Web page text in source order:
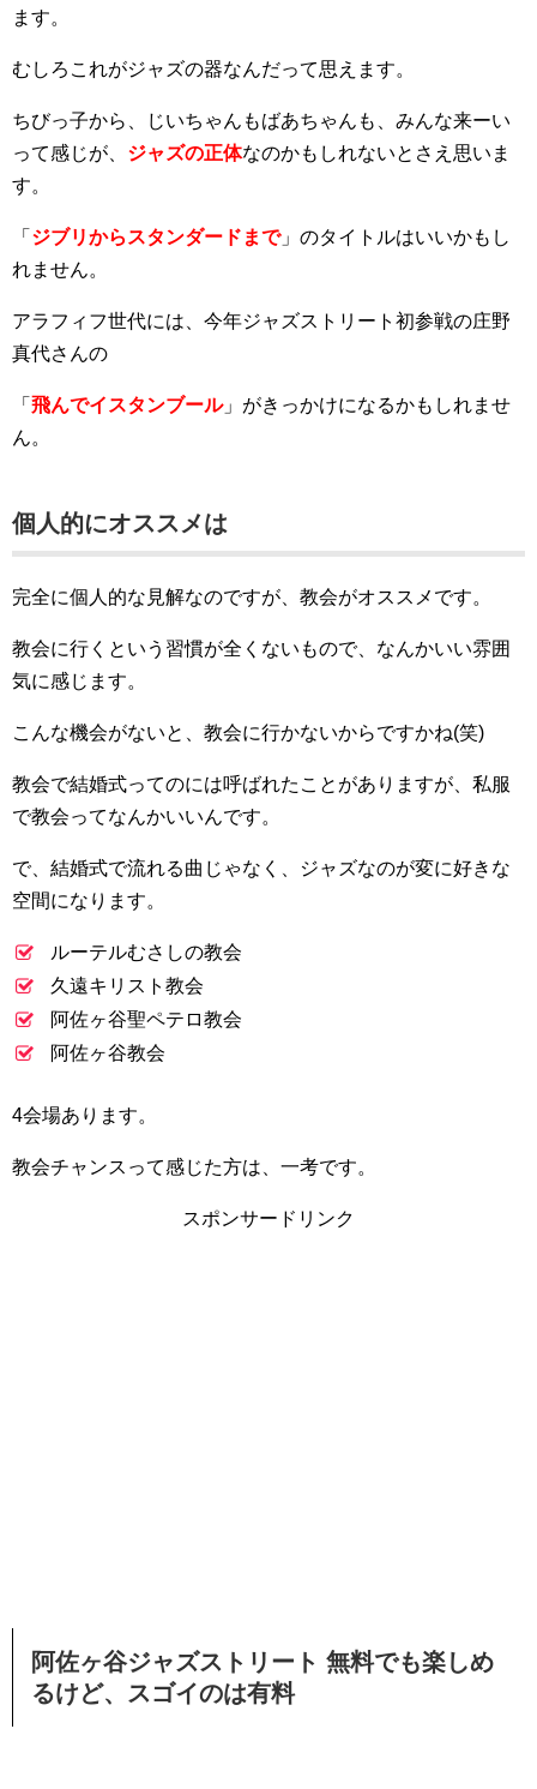
ます。
むしろこれがジャズの器なんだって思えます。
ちびっ子から、じいちゃんもばあちゃんも、みんな来ーい
って感じが、 ジャズの正体なのかもしれないとさえ思いま
す。
「 ジブリからスタンダードまで」のタイトルはいいかもし
れません。
アラフィフ世代には、今年ジャズストリート初参戦の庄野
真代さんの
「 飛んでイスタンブール」がきっかけになるかもしれませ
ん。
個人的にオススメは
完全に個人的な見解なのですが、教会がオススメです。
教会に行くという習慣が全くないもので、なんかいい雰囲
気に感じます。
こんな機会がないと、教会に行かないからですかね(笑)
教会で結婚式ってのには呼ばれたことがありますが、私服
で教会ってなんかいいんです。
で、結婚式で流れる曲じゃなく、ジャズなのが変に好きな
空間になります。
ルーテルむさしの教会
久遠キリスト教会
阿佐ヶ谷聖ペテロ教会
阿佐ヶ谷教会
4会場あります。
教会チャンスって感じた方は、一考です。
スポンサードリンク
阿佐ヶ谷ジャズストリート 無料でも楽しめ
るけど、スゴイのは有料